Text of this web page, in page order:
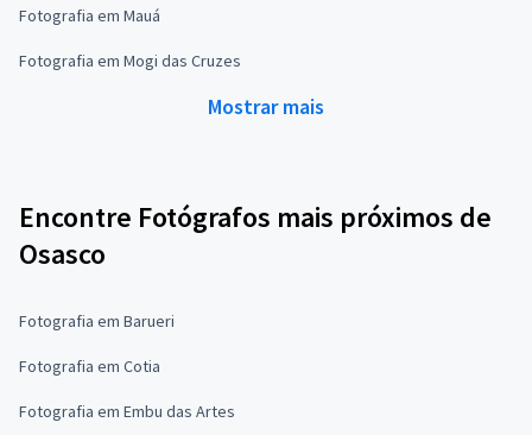
Fotografia em Mauá
Fotografia em Mogi das Cruzes
Mostrar mais
Encontre Fotógrafos mais próximos de
Osasco
Fotografia em Barueri
Fotografia em Cotia
Fotografia em Embu das Artes